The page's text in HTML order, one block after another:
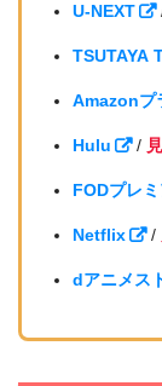
U-NEXT
TSUTAYA
Amazonプ
Hulu /
FODプレ
Netflix /
dアニメス